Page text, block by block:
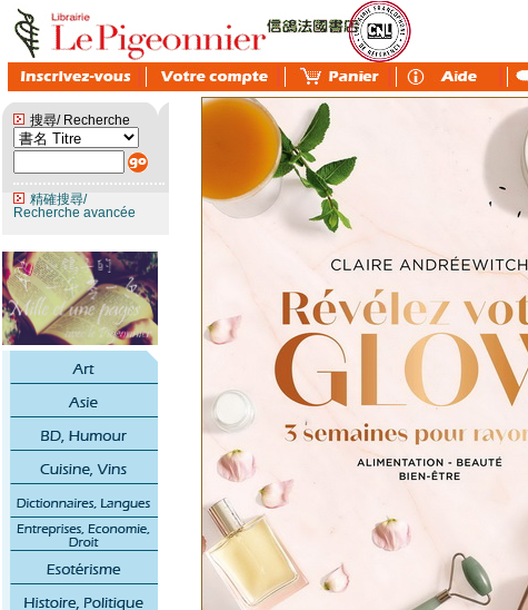
搜尋/ Recherche
精確搜尋/
Recherche avancée